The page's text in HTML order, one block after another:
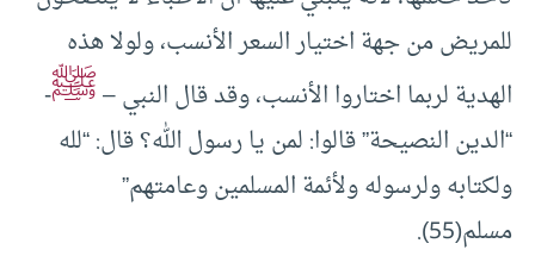
للمريض من جهة اختيار السعر الأنسب، ولولا هذه
الهدية لربما اختاروا الأنسب، وقد قال النبي –ﷺ-
“الدين النصيحة” قالوا: لمن يا رسول الله؟ قال: “لله
ولكتابه ولرسوله ولأئمة المسلمين وعامتهم”
مسلم(55).